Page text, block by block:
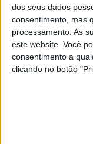
dos seus dados
consentimento, mas
processamento. As
este website. Você
consentimento a
clicando no botão
Elvas:
internacionais